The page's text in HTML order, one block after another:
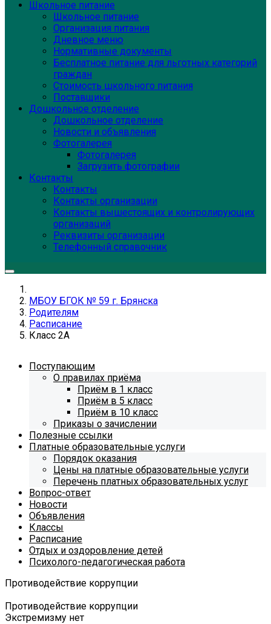
Школьное питание
Школьное питание
Организация питания
Дневное меню
Нормативные документы
Бесплатное питание для льготных категорий
граждан
Стоимость школьного питания
Поставщики
Дошкольное отделение
Дошкольное отделение
Новости и объявления
Фотогалерея
Фотогалерея
Загрузить фотографии
Контакты
Контакты
Контакты организации
Контакты вышестоящих и контролирующих
организаций
Реквизиты организации
Телефонный справочник
МБОУ БГОК № 59 г. Брянска
Родителям
Расписание
Класс 2А
Поступающим
О правилах приёма
Приём в 1 класс
Приём в 5 класс
Приём в 10 класс
Приказы о зачислении
Полезные ссылки
Платные образовательные услуги
Порядок оказания
Цены на платные образовательные услуги
Перечень платных образовательных услуг
Вопрос-ответ
Новости
Объявления
Классы
Расписание
Отдых и оздоровление детей
Психолого-педагогическая работа
Противодействие коррупции
Противодействие коррупции
Экстремизму нет